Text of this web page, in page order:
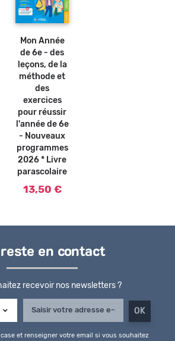
Ajouter
au
Mon Année
de 6e - des
leçons, de la
méthode et
des
exercices
pour réussir
l'année de 6e
- Nouveaux
programmes
2026 * Livre
parascolaire
13,50 €
en contact
recevoir nos newsletters ?
et renseigner votre email si vous souhaitez